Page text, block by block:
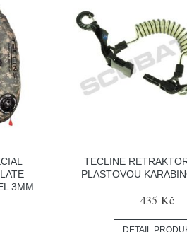
3MM
TECLINE
PLASTOVOU
435 Kč
DETAIL